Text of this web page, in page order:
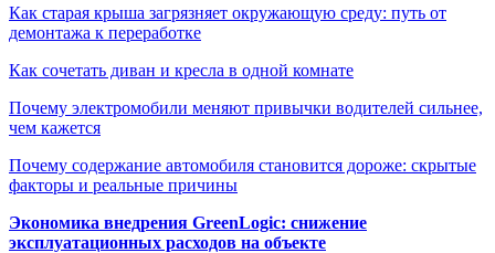
Как старая крыша загрязняет окружающую среду: путь от
демонтажа к переработке
Как сочетать диван и кресла в одной комнате
Почему электромобили меняют привычки водителей сильнее,
чем кажется
Почему содержание автомобиля становится дороже: скрытые
факторы и реальные причины
Экономика внедрения GreenLogic: снижение
эксплуатационных расходов на объекте